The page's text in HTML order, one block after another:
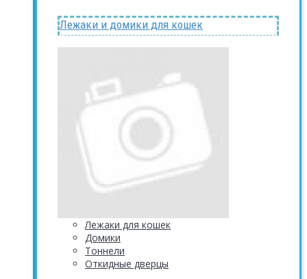
Лежаки и домики для кошек
Лежаки для кошек
Домики
Тоннели
Откидные дверцы